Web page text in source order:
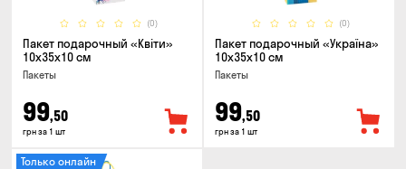
(0)
Пакет подарочный «Квіти»
10x35x10 см
Пакеты
99,50
грн за 1 шт
(0)
Пакет подарочный «Україна»
10x35x10 см
Пакеты
99,50
грн за 1 шт
Только онлайн